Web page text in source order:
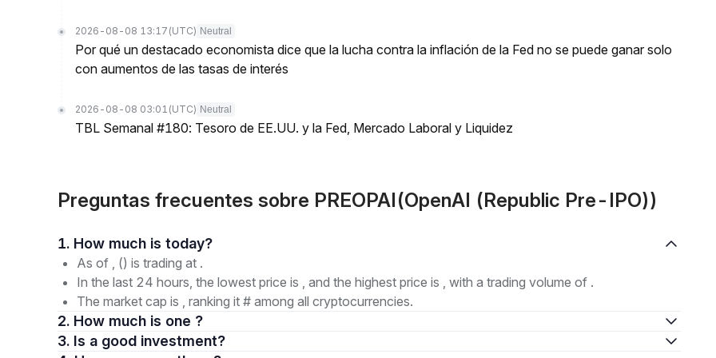
2026-08-08 13:17 (UTC) Neutral
Por qué un destacado economista dice que la lucha contra la inflación de la Fed no se puede ganar solo
con aumentos de las tasas de interés
2026-08-08 03:01 (UTC) Neutral
TBL Semanal #180: Tesoro de EE.UU. y la Fed, Mercado Laboral y Liquidez
Preguntas frecuentes sobre PREOPAI(OpenAI (Republic Pre-IPO))
1. How much is today?
As of , () is trading at .
In the last 24 hours, the lowest price is , and the highest price is , with a trading volume of .
The market cap is , ranking it # among all cryptocurrencies.
2. How much is one ?
3. Is a good investment?